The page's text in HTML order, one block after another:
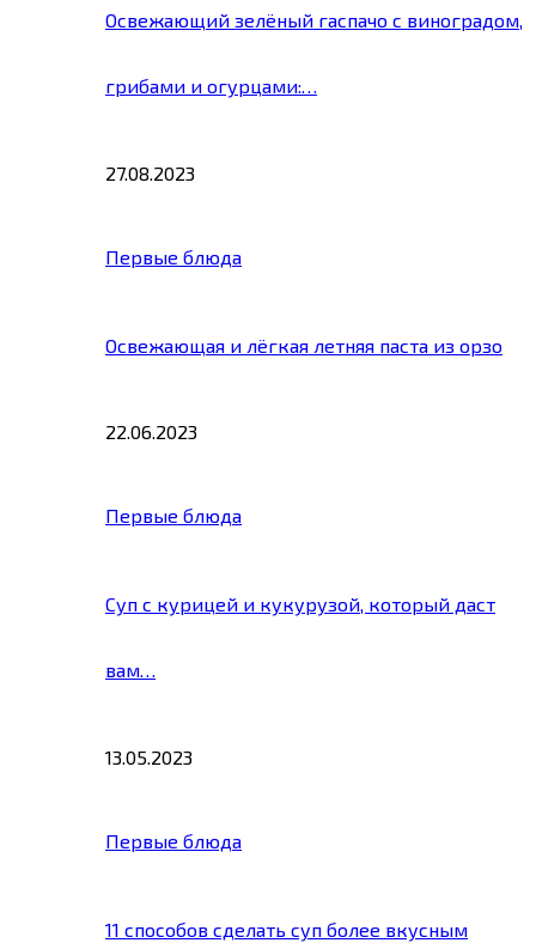
Освежающий зелёный гаспачо с виноградом,
грибами и огурцами:…
27.08.2023
Первые блюда
Освежающая и лёгкая летняя паста из орзо
22.06.2023
Первые блюда
Суп с курицей и кукурузой, который даст
вам…
13.05.2023
Первые блюда
11 способов сделать суп более вкусным